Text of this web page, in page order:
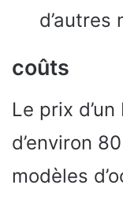
d’autres
coûts
Le prix
d’environ
modèles